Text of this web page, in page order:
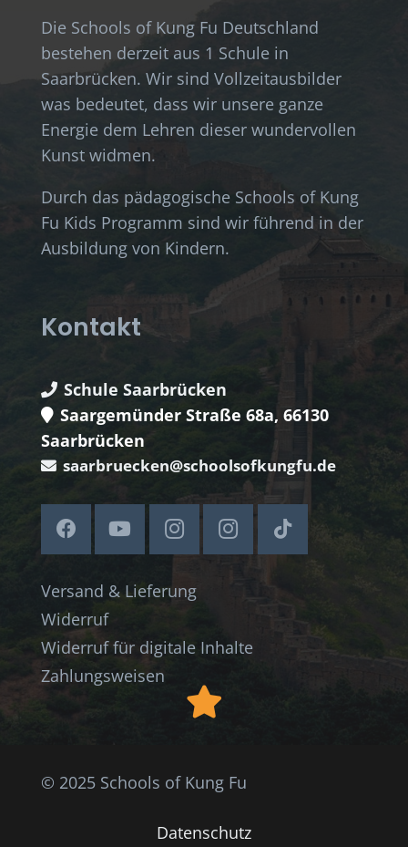
Die Schools of Kung Fu Deutschland
bestehen derzeit aus 1 Schule in
Saarbrücken. Wir sind Vollzeitausbilder
was bedeutet, dass wir unsere ganze
Energie dem Lehren dieser wundervollen
Kunst widmen.
Durch das pädagogische Schools of Kung
Fu Kids Programm sind wir führend in der
Ausbildung von Kindern.
Kontakt
Schule Saarbrücken
Saargemünder Straße 68a, 66130
Saarbrücken
saarbruecken@schoolsofkungfu.de
Versand & Lieferung
Widerruf
Widerruf für digitale Inhalte
Zahlungsweisen
© 2025 Schools of Kung Fu
Datenschutz